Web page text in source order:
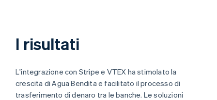
I risultati
L'integrazione con Stripe e VTEX ha stimolato la
crescita di Agua Bendita e facilitato il processo di
trasferimento di denaro tra le banche. Le soluzioni